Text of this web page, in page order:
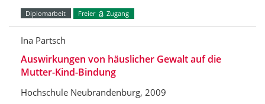
Diplomarbeit Freier Zugang
Ina Partsch
Auswirkungen von häuslicher Gewalt auf die
Mutter-Kind-Bindung
Hochschule Neubrandenburg, 2009